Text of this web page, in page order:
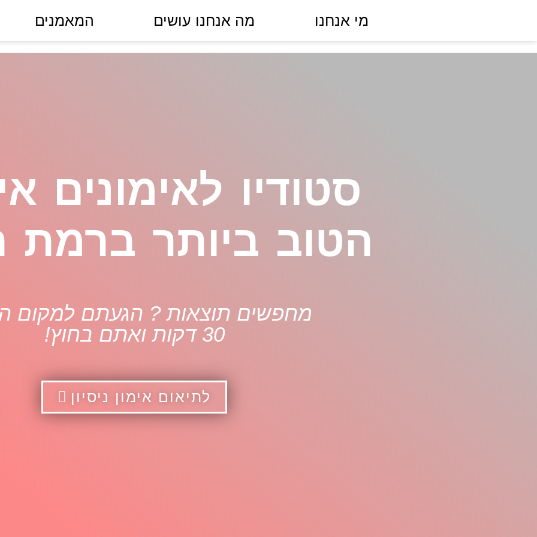
מי אנחנו מה אנחנו עושים המאמנים
סטודיו לאימונים
הטוב ביותר ברמת
מחפשים תוצאות ? הגעתם למקום
30 דקות ואתם בחוץ!
לתיאום אימון ניסיון